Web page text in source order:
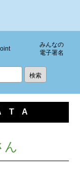
みんなの
電子署名
ん